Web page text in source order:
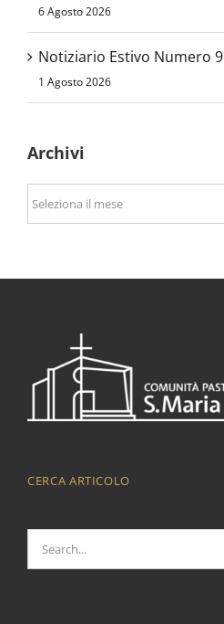
6 Agosto 2026
Notiziario Estivo Numero 9
1 Agosto 2026
Archivi
Archivi
CERCA ARTICOLO
Cerca
per: